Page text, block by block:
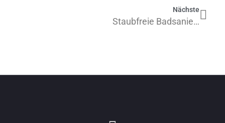
Nächste
Staubfreie Badsanierung in Schömberg